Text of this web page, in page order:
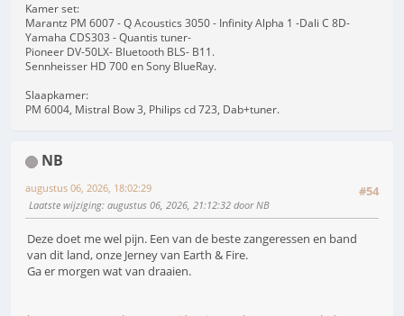
Kamer set:
Marantz PM 6007 - Q Acoustics 3050 - Infinity Alpha 1 -Dali C 8D-
Yamaha CDS303 - Quantis tuner-
Pioneer DV-50LX- Bluetooth BLS- B11.
Sennheisser HD 700 en Sony BlueRay.
Slaapkamer:
PM 6004, Mistral Bow 3, Philips cd 723, Dab+tuner.
NB
#54
augustus 06, 2026, 18:02:29
Laatste wijziging: augustus 06, 2026, 21:12:32 door NB
Deze doet me wel pijn. Een van de beste zangeressen en band
van dit land, onze Jerney van Earth & Fire.
Ga er morgen wat van draaien.